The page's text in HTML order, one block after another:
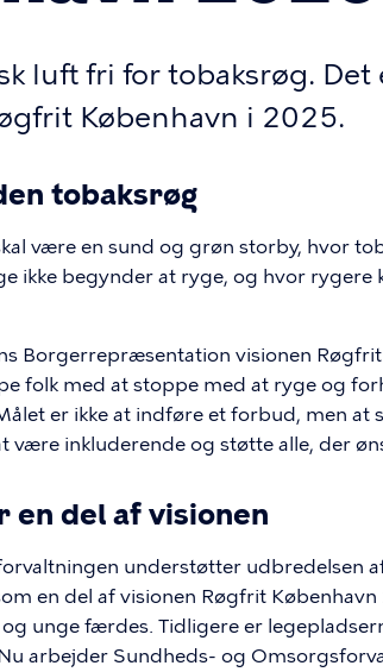
luft fri for tobaksrøg. Det
København i 2025.
tobaksrøg
være en sund og grøn storby, hvor
ikke begynder at ryge, og hvor rygere
Borgerrepræsentation visionen
folk med at stoppe med at ryge og
er ikke at indføre et forbud, men at
være inkluderende og støtte alle, der
en del af visionen
understøtter udbredelsen
en del af visionen Røgfrit
unge færdes. Tidligere er
arbejder Sundheds- og